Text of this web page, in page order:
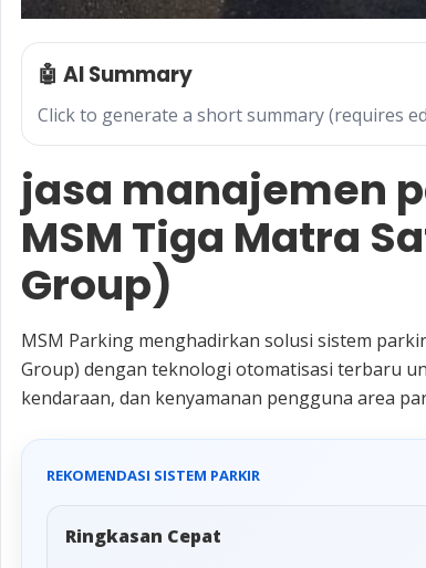
🤖 AI Summary
Click to generate a short summary (requires
jasa manajemen
MSM Tiga Matra
Group)
MSM Parking menghadirkan solusi sistem
Group) dengan teknologi otomatisasi terbaru
kendaraan, dan kenyamanan pengguna area
REKOMENDASI SISTEM PARKIR
Ringkasan Cepat